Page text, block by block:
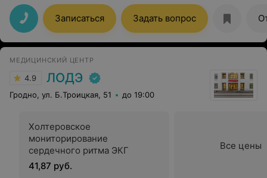
максимально комфортной и доброжелательной
обстановке, врач показывала, что видела у себя
экране, и объясняла , что это, какие могут быть
причины этого и что нужно делать дальше. Врач очень
грамотная, совмещает одновременно работу в
является большим преимуществом, постоянно
обучается, совершенствуется в своих знаниях и ведёт
свой блог, благодаря которому я и узнала о таком
специалисте!
Записаться Задать вопрос
МЕДИЦИНСКИЙ ЦЕНТР
4.9 ЛОДЭ
Гродно, ул. Б.Троицкая, 51 до 19:00
Холтеровское
мониторирование
сердечного ритма ЭКГ
41,87 руб.
Все цены